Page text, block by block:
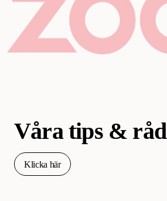
Våra tips & råd
Klicka här